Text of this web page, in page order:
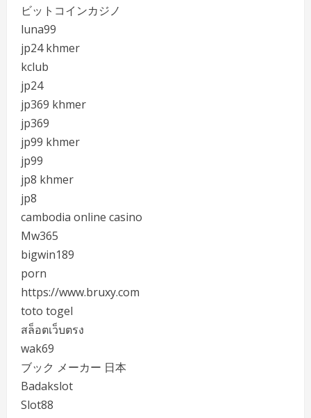
ビットコインカジノ
luna99
jp24 khmer
kclub
jp24
jp369 khmer
jp369
jp99 khmer
jp99
jp8 khmer
jp8
cambodia online casino
Mw365
bigwin189
porn
https://www.bruxy.com
toto togel
สล็อตเว็บตรง
wak69
ブック メーカー 日本
Badakslot
Slot88